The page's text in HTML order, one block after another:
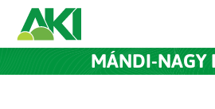
MÁNDI-NAGY